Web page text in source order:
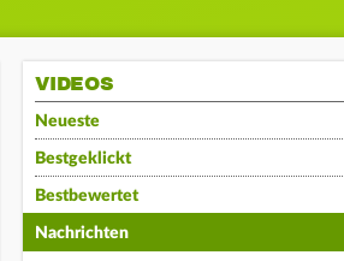
VIDEOS
Neueste
Bestgeklickt
Bestbewertet
Nachrichten